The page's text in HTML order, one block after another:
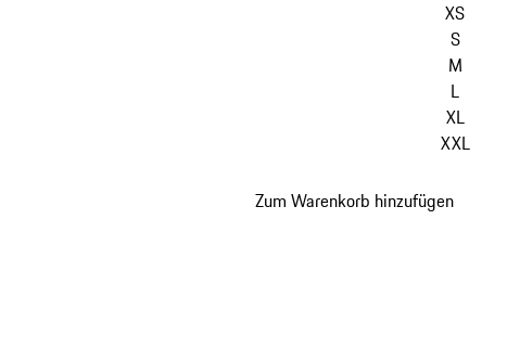
XS
S
M
L
XL
XXL
Zum Warenkorb hinzufügen